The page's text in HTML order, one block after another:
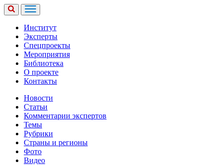
Институт
Эксперты
Спецпроекты
Мероприятия
Библиотека
О проекте
Контакты
Новости
Статьи
Комментарии экспертов
Темы
Рубрики
Страны и регионы
Фото
Видео